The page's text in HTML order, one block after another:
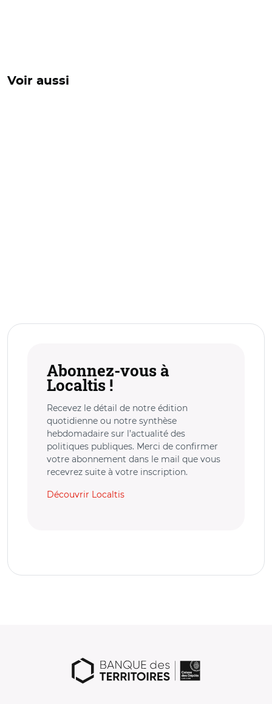
Voir aussi
Abonnez-vous à
Localtis !
Recevez le détail de notre édition
quotidienne ou notre synthèse
hebdomadaire sur l’actualité des
politiques publiques. Merci de confirmer
votre abonnement dans le mail que vous
recevrez suite à votre inscription.
Découvrir Localtis